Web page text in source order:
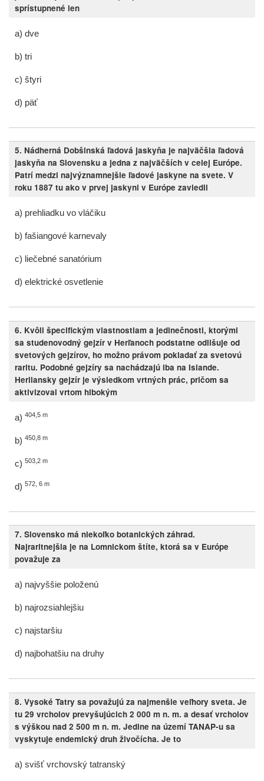
sprístupnené len
a) dve
b) tri
c) štyri
d) päť
5. Nádherná Dobšinská ľadová jaskyňa je najväčšia ľadová
jaskyňa na Slovensku a jedna z najväčších v celej Európe.
Patrí medzi najvýznamnejšie ľadové jaskyne na svete. V
roku 1887 tu ako v prvej jaskyni v Európe zaviedli
a) prehliadku vo vláčiku
b) fašiangové karnevaly
c) liečebné sanatórium
d) elektrické osvetlenie
6. Kvôli špecifickým vlastnostiam a jedinečnosti, ktorými
sa studenovodný gejzír v Herľanoch podstatne odlišuje od
svetových gejzírov, ho možno právom pokladať za svetovú
raritu. Podobné gejzíry sa nachádzajú iba na Islande.
Herliansky gejzír je výsledkom vrtných prác, pričom sa
aktivizoval vrtom hlbokým
a) 404,5 m
b) 450,8 m
c) 503,2 m
d) 572, 6 m
7. Slovensko má niekoľko botanických záhrad.
Najraritnejšia je na Lomnickom štíte, ktorá sa v Európe
považuje za
a) najvyššie položenú
b) najrozsiahlejšiu
c) najstaršiu
d) najbohatšiu na druhy
8. Vysoké Tatry sa považujú za najmenšie veľhory sveta. Je
tu 29 vrcholov prevyšujúcich 2 000 m n. m. a desať vrcholov
s výškou nad 2 500 m n. m. Jedine na území TANAP-u sa
vyskytuje endemický druh živočícha. Je to
a) svišť vrchovský tatranský